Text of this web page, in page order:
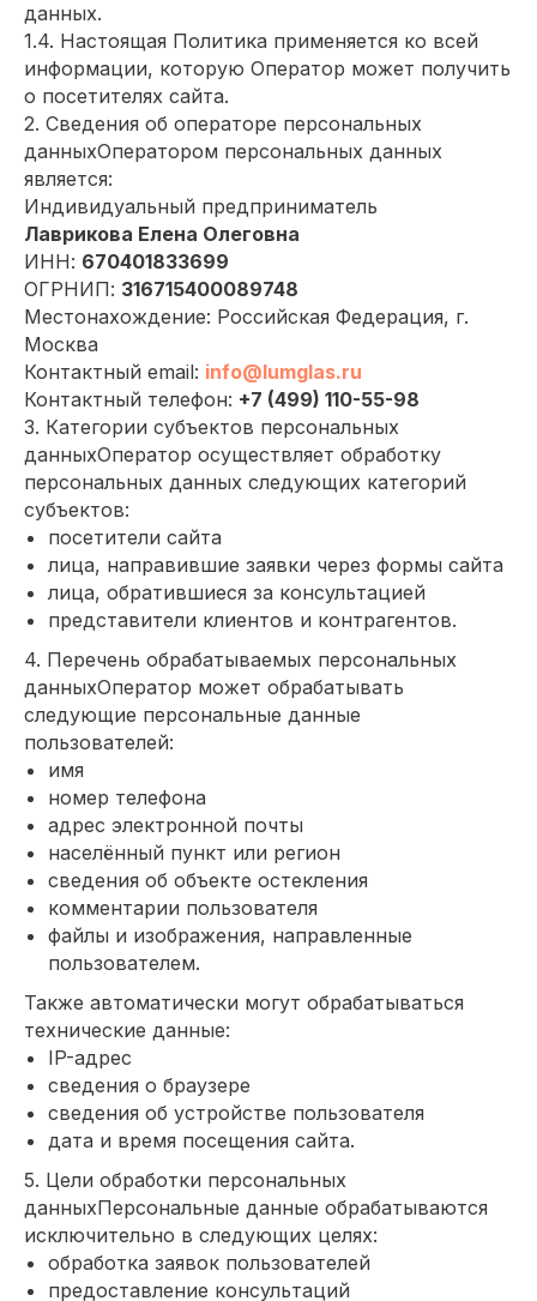
данных.
1.4. Настоящая Политика применяется ко всей
информации, которую Оператор может получить
о посетителях сайта.
2. Сведения об операторе персональных
данныхОператором персональных данных
является:
Индивидуальный предприниматель
Лаврикова Елена Олеговна
ИНН: 670401833699
ОГРНИП: 316715400089748
Местонахождение: Российская Федерация, г.
Москва
Контактный email: info@lumglas.ru
Контактный телефон: +7 (499) 110-55-98
3. Категории субъектов персональных
данныхОператор осуществляет обработку
персональных данных следующих категорий
субъектов:
посетители сайта
лица, направившие заявки через формы сайта
лица, обратившиеся за консультацией
представители клиентов и контрагентов.
4. Перечень обрабатываемых персональных
данныхОператор может обрабатывать
следующие персональные данные
пользователей:
имя
номер телефона
адрес электронной почты
населённый пункт или регион
сведения об объекте остекления
комментарии пользователя
файлы и изображения, направленные
пользователем.
Также автоматически могут обрабатываться
технические данные:
IP-адрес
сведения о браузере
сведения об устройстве пользователя
дата и время посещения сайта.
5. Цели обработки персональных
данныхПерсональные данные обрабатываются
исключительно в следующих целях:
обработка заявок пользователей
предоставление консультаций